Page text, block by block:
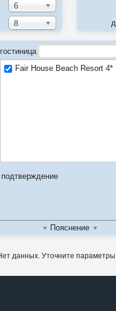
6
8
гостиница
Fair House Beach Resort 4*
Пояснение
данных. Уточните параметры